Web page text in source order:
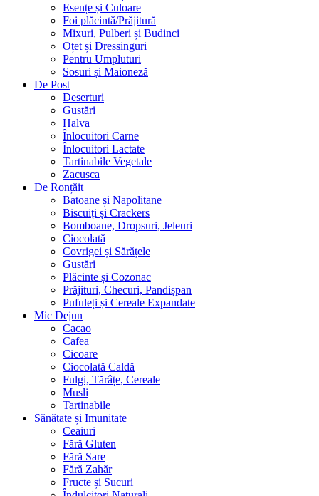
Esențe și Culoare
Foi plăcintă/Prăjitură
Mixuri, Pulberi și Budinci
Oțet și Dressinguri
Pentru Umpluturi
Sosuri și Maioneză
De Post
Deserturi
Gustări
Halva
Înlocuitori Carne
Înlocuitori Lactate
Tartinabile Vegetale
Zacusca
De Ronțăit
Batoane și Napolitane
Biscuiți și Crackers
Bomboane, Dropsuri, Jeleuri
Ciocolată
Covrigei și Sărățele
Gustări
Plăcinte și Cozonac
Prăjituri, Checuri, Pandișpan
Pufuleți și Cereale Expandate
Mic Dejun
Cacao
Cafea
Cicoare
Ciocolată Caldă
Fulgi, Tărâțe, Cereale
Musli
Tartinabile
Sănătate și Imunitate
Ceaiuri
Fără Gluten
Fără Sare
Fără Zahăr
Fructe și Sucuri